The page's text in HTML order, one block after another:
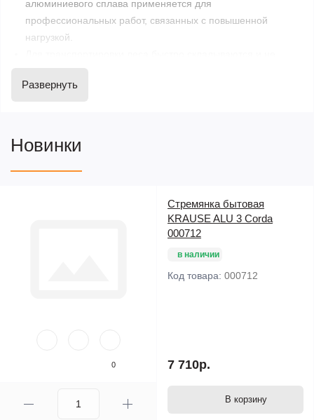
алюминиевого сплава применяется для
профессиональных работ, связанных с повышенной
нагрузкой.
Алюминиевые ступени шириной 80 см. имеют профиль
Рабочая платформа размером 600х1900 см. может
устанавливаться на любую высоту
4-е ролика обеспечивают простоту передвижения и
фиксируются при необходимости
Габаритные размеры в плане 800х2000 см.
ШИРИНА
БОКОВАЯ
Развернуть
Новинки
0
Стремянка бытовая
KRAUSE ALU 3 Corda
000712
в наличии
Код товара: 000712
7 710р.
В корзину